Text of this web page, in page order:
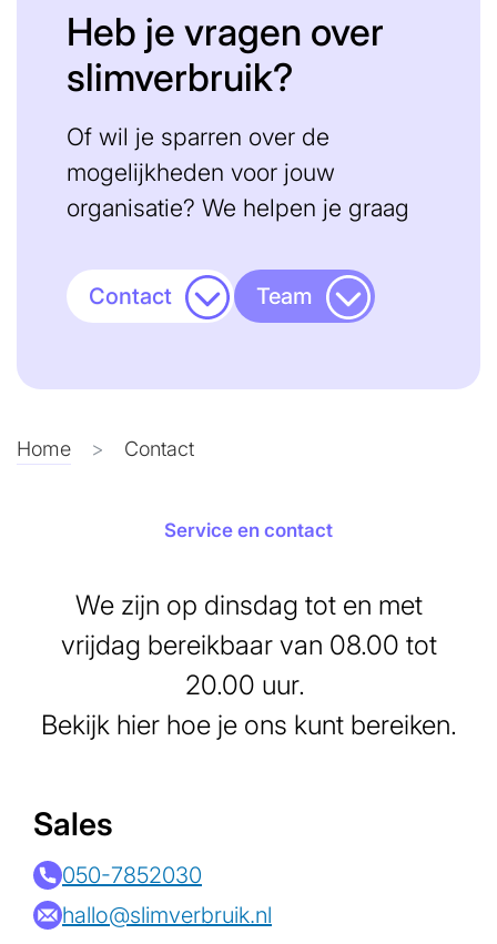
Heb je vragen over
slimverbruik?
Of wil je sparren over de
mogelijkheden voor jouw
organisatie? We helpen je graag
Contact Team
Home Contact
Service en contact
We zijn op dinsdag tot en met
vrijdag bereikbaar van 08.00 tot
20.00 uur.
Bekijk hier hoe je ons kunt bereiken.
Sales
050-7852030
hallo@slimverbruik.nl